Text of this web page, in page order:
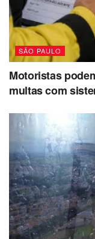
SÃO PAULO
Motoristas
multas com